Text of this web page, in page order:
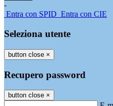
-
Entra con SPID Entra con CIE
Seleziona utente
button close ×
Recupero password
button close ×